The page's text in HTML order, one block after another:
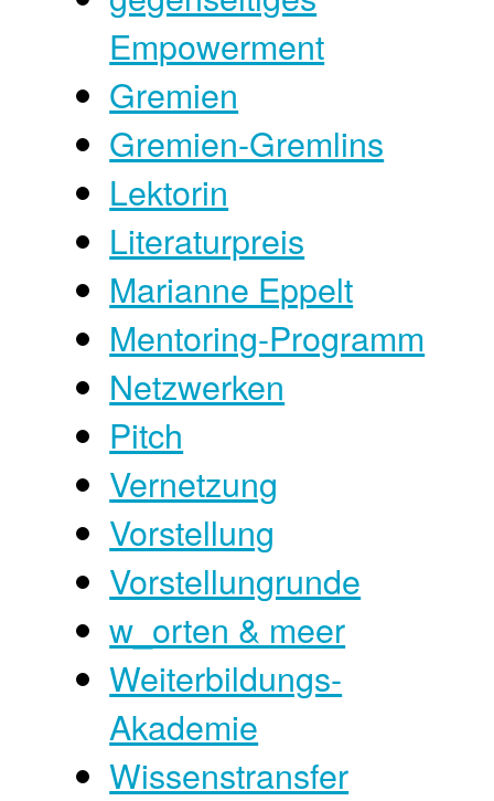
Empowerment
Gremien
Gremien-Gremlins
Lektorin
Literaturpreis
Marianne Eppelt
Mentoring-Programm
Netzwerken
Pitch
Vernetzung
Vorstellung
Vorstellungrunde
w_orten & meer
Weiterbildungs-
Akademie
Wissenstransfer